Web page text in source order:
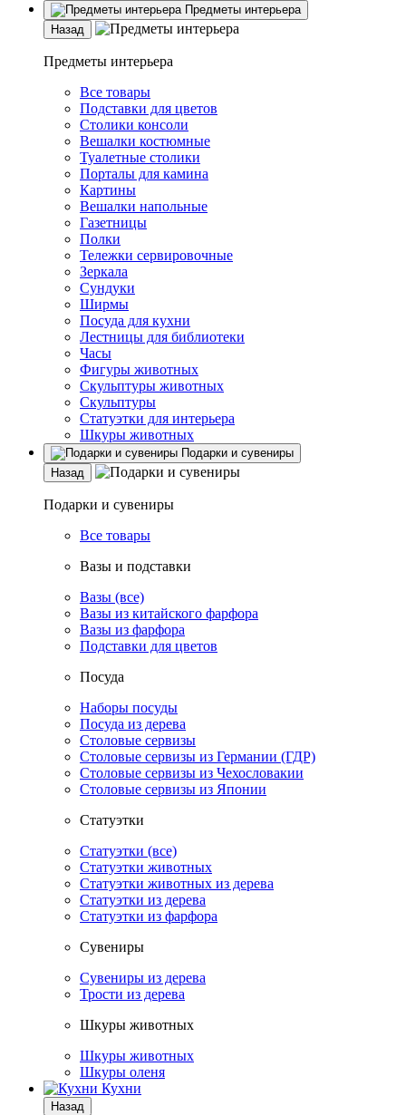
Предметы интерьера
Назад
Предметы интерьера
Все товары
Подставки для цветов
Столики консоли
Вешалки костюмные
Туалетные столики
Порталы для камина
Картины
Вешалки напольные
Газетницы
Полки
Тележки сервировочные
Зеркала
Сундуки
Ширмы
Посуда для кухни
Лестницы для библиотеки
Часы
Фигуры животных
Скульптуры животных
Скульптуры
Статуэтки для интерьера
Шкуры животных
Подарки и сувениры
Назад
Подарки и сувениры
Все товары
Вазы и подставки
Вазы (все)
Вазы из китайского фарфора
Вазы из фарфора
Подставки для цветов
Посуда
Наборы посуды
Посуда из дерева
Столовые сервизы
Столовые сервизы из Германии (ГДР)
Столовые сервизы из Чехословакии
Столовые сервизы из Японии
Статуэтки
Статуэтки (все)
Статуэтки животных
Статуэтки животных из дерева
Статуэтки из дерева
Статуэтки из фарфора
Сувениры
Сувениры из дерева
Трости из дерева
Шкуры животных
Шкуры животных
Шкуры оленя
Кухни
Назад